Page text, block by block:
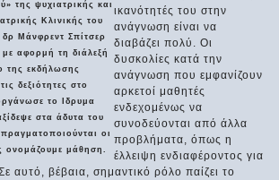
της ψυχιατρικής και
Κλινικής του
Μάνφρεντ Σπίτσερ
αφορμή τη διάλεξή
της εκδήλωσης
δεξιότητες στο
το Ιδρυμα
στα άδυτα του
οι
ονομάζουμε μάθηση.
ικανότητές του στην
ανάγνωση είναι να
διαβάζει πολύ. Οι
δυσκολίες κατά την
ανάγνωση που εμφανίζουν
αρκετοί μαθητές
ενδεχομένως να
συνοδεύονται από άλλα
προβλήματα, όπως η
έλλειψη ενδιαφέροντος για
αυτό, βέβαια, σημαντικό ρόλο παίζει το